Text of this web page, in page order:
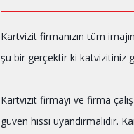
Kartvizit firmanızın tüm
şu bir gerçektir ki katvizitiniz
Kartvizit firmayı ve firma
güven hissi uyandırmalıdır.